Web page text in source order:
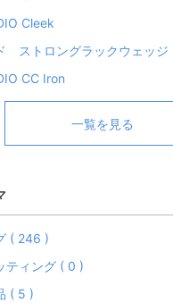
Cleek
ストロングラックウェッジ
CC Iron
一覧を見る
( 246 )
ティング ( 0 )
( 5 )